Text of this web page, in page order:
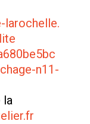
larochelle.
n11-
la